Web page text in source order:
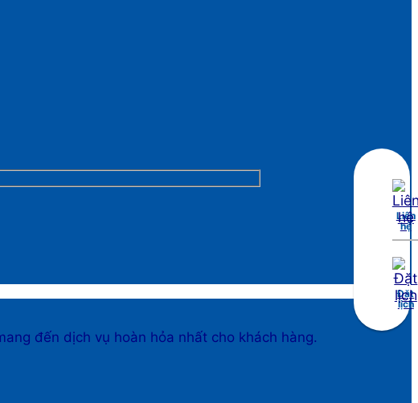
đến dịch vụ hoàn hỏa nhất cho khách hàng.
Liên
hệ
Đặt
lịch